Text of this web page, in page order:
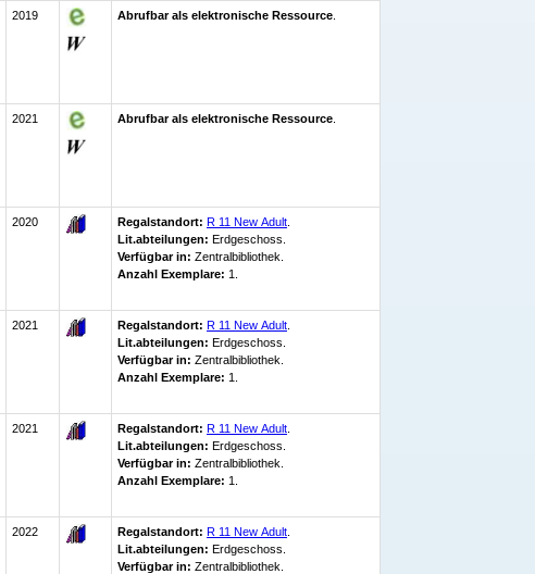
2019 Abrufbar als elektronische Ressource
2021 Abrufbar als elektronische Ressource
2020 Regalstandort: R 11 New Adult
Lit.abteilungen: Erdgeschoss.
Verfügbar in: Zentralbibliothek
Anzahl Exemplare: 1.
2021 Regalstandort: R 11 New Adult
Lit.abteilungen: Erdgeschoss.
Verfügbar in: Zentralbibliothek
Anzahl Exemplare: 1.
2021 Regalstandort: R 11 New Adult
Lit.abteilungen: Erdgeschoss.
Verfügbar in: Zentralbibliothek
Anzahl Exemplare: 1.
2022 Regalstandort: R 11 New Adult
Lit.abteilungen: Erdgeschoss.
Verfügbar in: Zentralbibliothek